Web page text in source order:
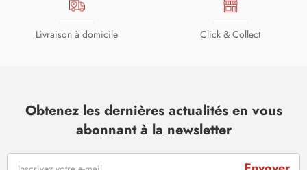
Livraison à domicile Click & Collect
Obtenez les dernières actualités en vous
abonnant à la newsletter